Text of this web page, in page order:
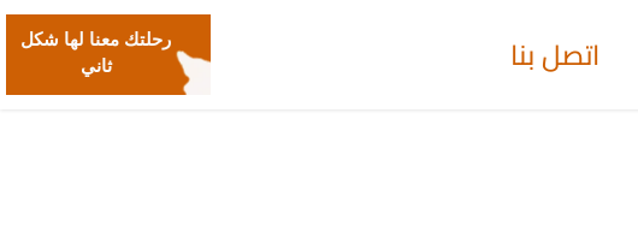
اتصل بنا
رحلتك معنا لها شكل
ثاني